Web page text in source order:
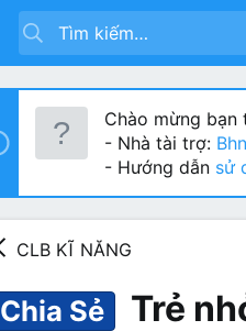
Chào mừng bạn
- Nhà tài trợ:
- Hướng dẫn sử
CLB KĨ NĂNG
Chia Sẻ
Trẻ